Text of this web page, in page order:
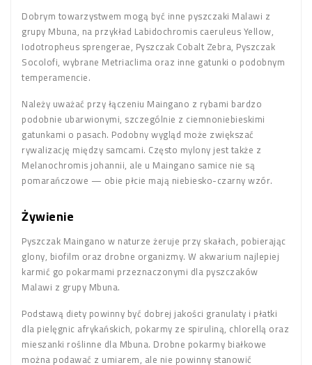
Dobrym towarzystwem mogą być inne pyszczaki Malawi z
grupy Mbuna, na przykład Labidochromis caeruleus Yellow,
Iodotropheus sprengerae, Pyszczak Cobalt Zebra, Pyszczak
Socolofi, wybrane Metriaclima oraz inne gatunki o podobnym
temperamencie.
Należy uważać przy łączeniu Maingano z rybami bardzo
podobnie ubarwionymi, szczególnie z ciemnoniebieskimi
gatunkami o pasach. Podobny wygląd może zwiększać
rywalizację między samcami. Często mylony jest także z
Melanochromis johannii, ale u Maingano samice nie są
pomarańczowe — obie płcie mają niebiesko-czarny wzór.
Żywienie
Pyszczak Maingano w naturze żeruje przy skałach, pobierając
glony, biofilm oraz drobne organizmy. W akwarium najlepiej
karmić go pokarmami przeznaczonymi dla pyszczaków
Malawi z grupy Mbuna.
Podstawą diety powinny być dobrej jakości granulaty i płatki
dla pielęgnic afrykańskich, pokarmy ze spiruliną, chlorellą oraz
mieszanki roślinne dla Mbuna. Drobne pokarmy białkowe
można podawać z umiarem, ale nie powinny stanowić